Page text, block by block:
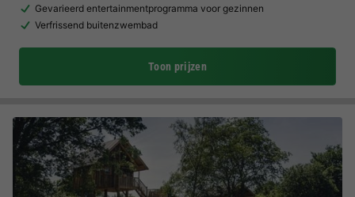
Gevarieerd entertainmentprogramma voor gezinnen
Verfrissend buitenzwembad
Toon prijzen